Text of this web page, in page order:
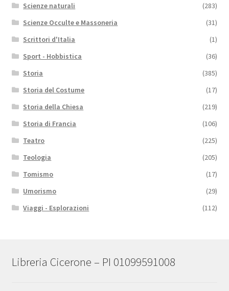
Scienze naturali
(283)
Scienze Occulte e Massoneria
(31)
Scrittori d'Italia
(1)
Sport - Hobbistica
(36)
Storia
(385)
Storia del Costume
(17)
Storia della Chiesa
(219)
Storia di Francia
(106)
Teatro
(225)
Teologia
(205)
Tomismo
(17)
Umorismo
(29)
Viaggi - Esplorazioni
(112)
Libreria Cicerone – PI 01099591008